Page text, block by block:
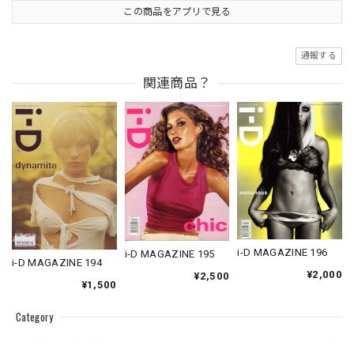
Category
この商品をアプリで見る
通報する
関連商品？
i-D MAGAZINE 194
¥1,500
i-D MAGAZINE 195
¥2,500
i-D MAGAZINE 196
¥2,000